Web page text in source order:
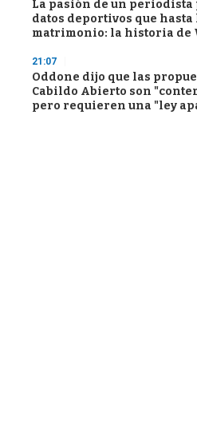
La pasión de un periodista
datos deportivos que hasta
matrimonio: la historia de
21:07
Oddone dijo que las
Cabildo Abierto son
pero requieren una "ley